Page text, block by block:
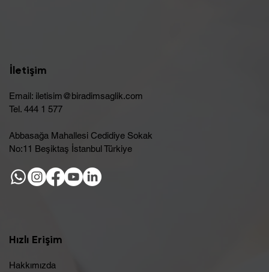
İletişim
Email: iletisim@biradimsaglik.com
Tel. 444 1 577
Abbasağa Mahallesi Cedidiye Sokak
No:11 Beşiktaş İstanbul Türkiye
Hızlı Erişim
Hakkımızda